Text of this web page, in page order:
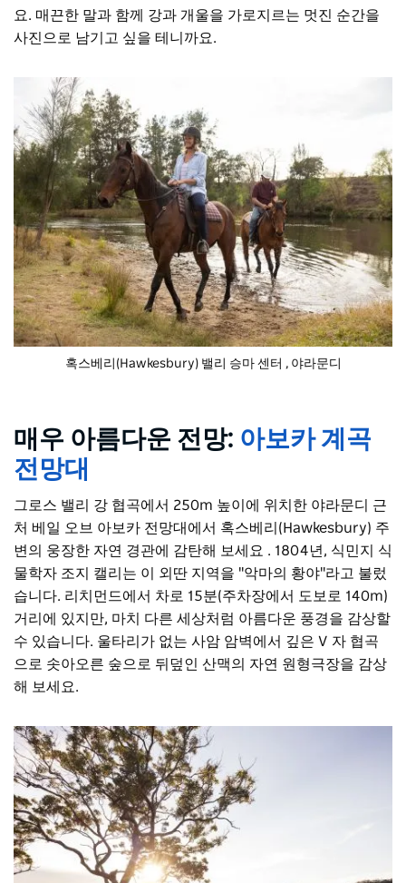
요. 매끈한 말과 함께 강과 개울을 가로지르는 멋진 순간을
사진으로 남기고 싶을 테니까요.
혹스베리(Hawkesbury) 밸리 승마 센터 , 야라문디
매우 아름다운 전망: 아보카 계곡
전망대
그로스 밸리 강 협곡에서 250m 높이에 위치한 야라문디 근
처 베일 오브 아보카 전망대에서 혹스베리(Hawkesbury) 주
변의 웅장한 자연 경관에 감탄해 보세요 . 1804년, 식민지 식
물학자 조지 캘리는 이 외딴 지역을 "악마의 황야"라고 불렀
습니다. 리치먼드에서 차로 15분(주차장에서 도보로 140m)
거리에 있지만, 마치 다른 세상처럼 아름다운 풍경을 감상할
수 있습니다. 울타리가 없는 사암 암벽에서 깊은 V 자 협곡
으로 솟아오른 숲으로 뒤덮인 산맥의 자연 원형극장을 감상
해 보세요.